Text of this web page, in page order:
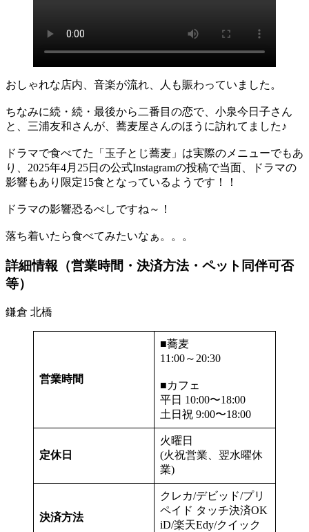
おしゃれな店内、音楽が流れ、人も賑わっていました。
ちなみに続・続・最後から二番目の恋で、小泉今日子さん
と、三浦友和さんが、蕎麦屋さんのほうに訪れてました♪
ドラマで食べてた「玉子とじ蕎麦」は実際のメニューでもあ
り、2025年4月25日の公式Instagramの投稿で当面、ドラマの
影響もあり限定15食となっているようです！！
ドラマの影響恐るべしですね～！
落ち着いたら食べてみたいなぁ。。。
詳細情報（営業時間・決済方法・ペット同伴可否
等）
鎌倉 北橋
営業時間
■蕎麦
11:00～20:30
■カフェ
平日 10:00〜18:00
土日祝 9:00〜18:00
定休日
火曜日
(火祝営業、翌水曜休
業)
決済方法
クレカ/デビッド/プリ
ペイド タッチ決済OK
iD/楽天Edy/クイック